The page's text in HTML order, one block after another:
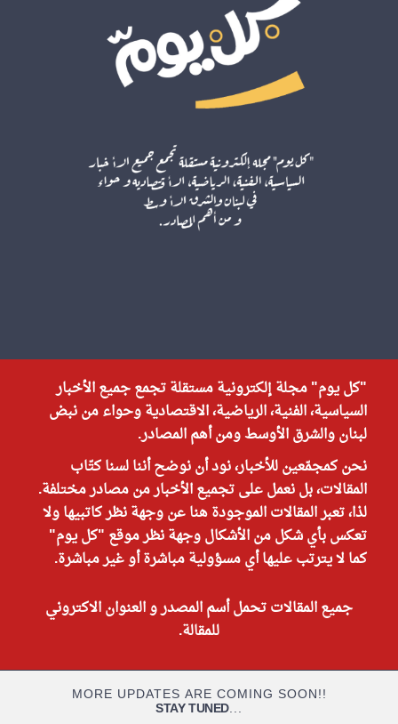
"كل يوم" مجلة إلكترونية مستقلة تجمع جميع الأخبار
السياسية، الفنية، الرياضية، الاقتصادية وحواء من نبض
لبنان والشرق الأوسط ومن أهم المصادر.
نحن كمجمّعين للأخبار، نود أن نوضح أننا لسنا كتّاب
المقالات، بل نعمل على تجميع الأخبار من مصادر مختلفة.
لذا، تعبر المقالات الموجودة هنا عن وجهة نظر كاتبيها ولا
تعكس بأي شكل من الأشكال وجهة نظر موقع "كل يوم"
كما لا يترتب عليها أي مسؤولية مباشرة أو غير مباشرة.
جميع المقالات تحمل أسم المصدر و العنوان الاكتروني
للمقالة.
MORE UPDATES ARE COMING SOON!!
STAY TUNED...